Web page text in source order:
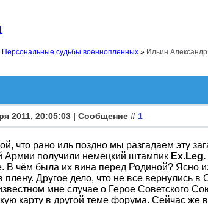
Персональные судьбы военнопленных » Ильин
2011, 20:05:03 | Сообщение # 1
что рано иль поздно мы разгадаем эту
Армии получили немецкий штампик Ex.Leg.
В чём была их вина перед Родиной? Ясно
плену. Другое дело, что не все вернулись
мне случае о Герое Советского
карту в другой теме форума. Сейчас же